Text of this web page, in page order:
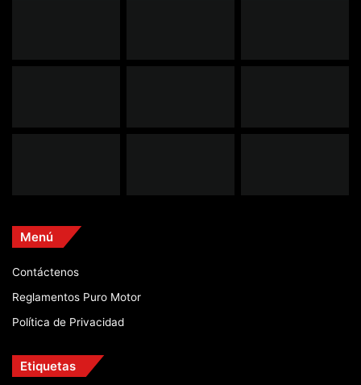
Menú
Contáctenos
Reglamentos Puro Motor
Política de Privacidad
Etiquetas